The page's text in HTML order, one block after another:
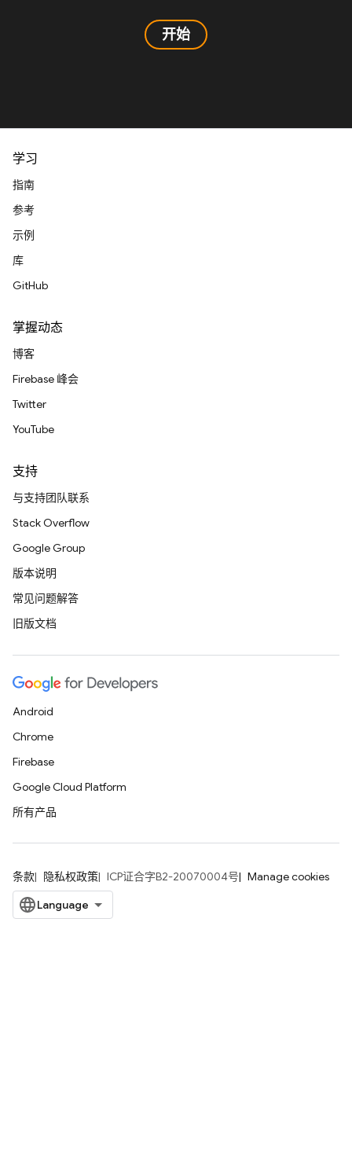
开始
学习
指南
参考
示例
库
GitHub
掌握动态
博客
Firebase 峰会
Twitter
YouTube
支持
与支持团队联系
Stack Overflow
Google Group
版本说明
常见问题解答
旧版文档
Android
Chrome
Firebase
Google Cloud Platform
所有产品
条款 隐私权政策 ICP证合字B2-20070004号 Manage cookies